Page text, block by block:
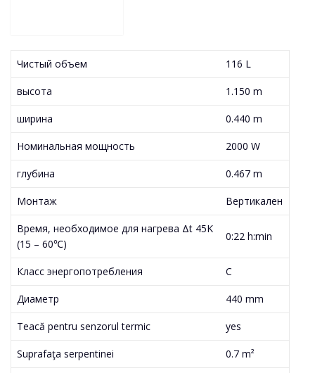
Чистый объем 116 L
высота 1.150 m
ширина 0.440 m
Номинальная мощность 2000 W
глубина 0.467 m
Монтаж Вертикален
Время, необходимое для нагрева Δt 45K
(15 – 60℃)
0:22 h:min
Класс энергопотребления C
Диаметр 440 mm
Teacă pentru senzorul termic yes
Suprafaţa serpentinei 0.7 m²